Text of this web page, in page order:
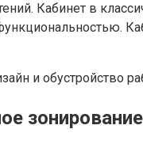
Кабинет в